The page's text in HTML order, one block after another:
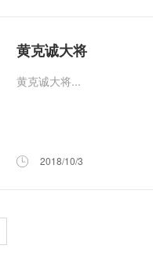
黄克诚大将
黄克诚大将...
2018/10/3